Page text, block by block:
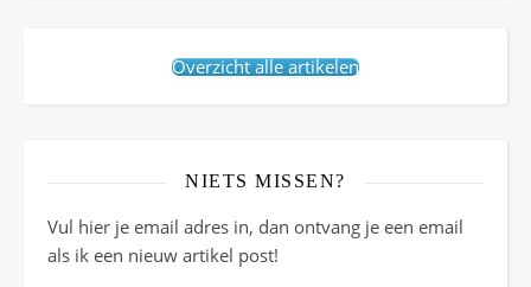
Overzicht alle artikelen
NIETS MISSEN?
Vul hier je email adres in, dan ontvang je een email
als ik een nieuw artikel post!